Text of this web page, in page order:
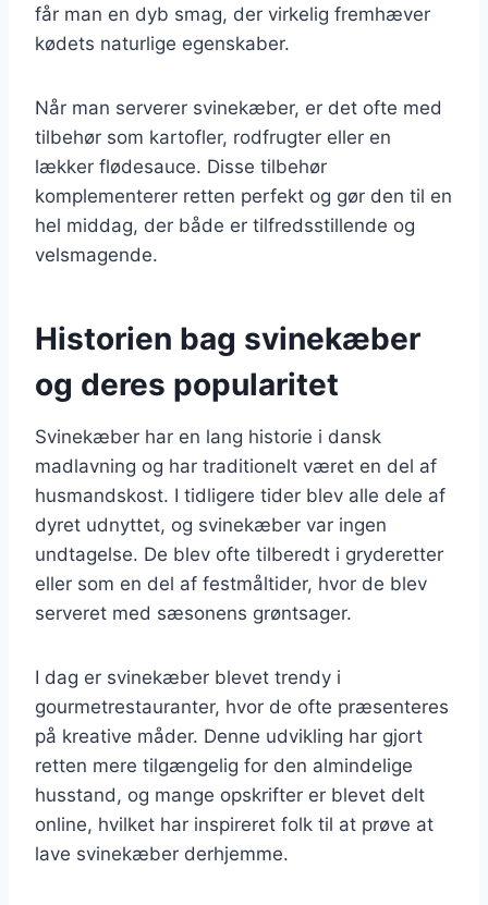
får man en dyb smag, der virkelig fremhæver
kødets naturlige egenskaber.
Når man serverer svinekæber, er det ofte med
tilbehør som kartofler, rodfrugter eller en
lækker flødesauce. Disse tilbehør
komplementerer retten perfekt og gør den til en
hel middag, der både er tilfredsstillende og
velsmagende.
Historien bag svinekæber
og deres popularitet
Svinekæber har en lang historie i dansk
madlavning og har traditionelt været en del af
husmandskost. I tidligere tider blev alle dele af
dyret udnyttet, og svinekæber var ingen
undtagelse. De blev ofte tilberedt i gryderetter
eller som en del af festmåltider, hvor de blev
serveret med sæsonens grøntsager.
I dag er svinekæber blevet trendy i
gourmetrestauranter, hvor de ofte præsenteres
på kreative måder. Denne udvikling har gjort
retten mere tilgængelig for den almindelige
husstand, og mange opskrifter er blevet delt
online, hvilket har inspireret folk til at prøve at
lave svinekæber derhjemme.